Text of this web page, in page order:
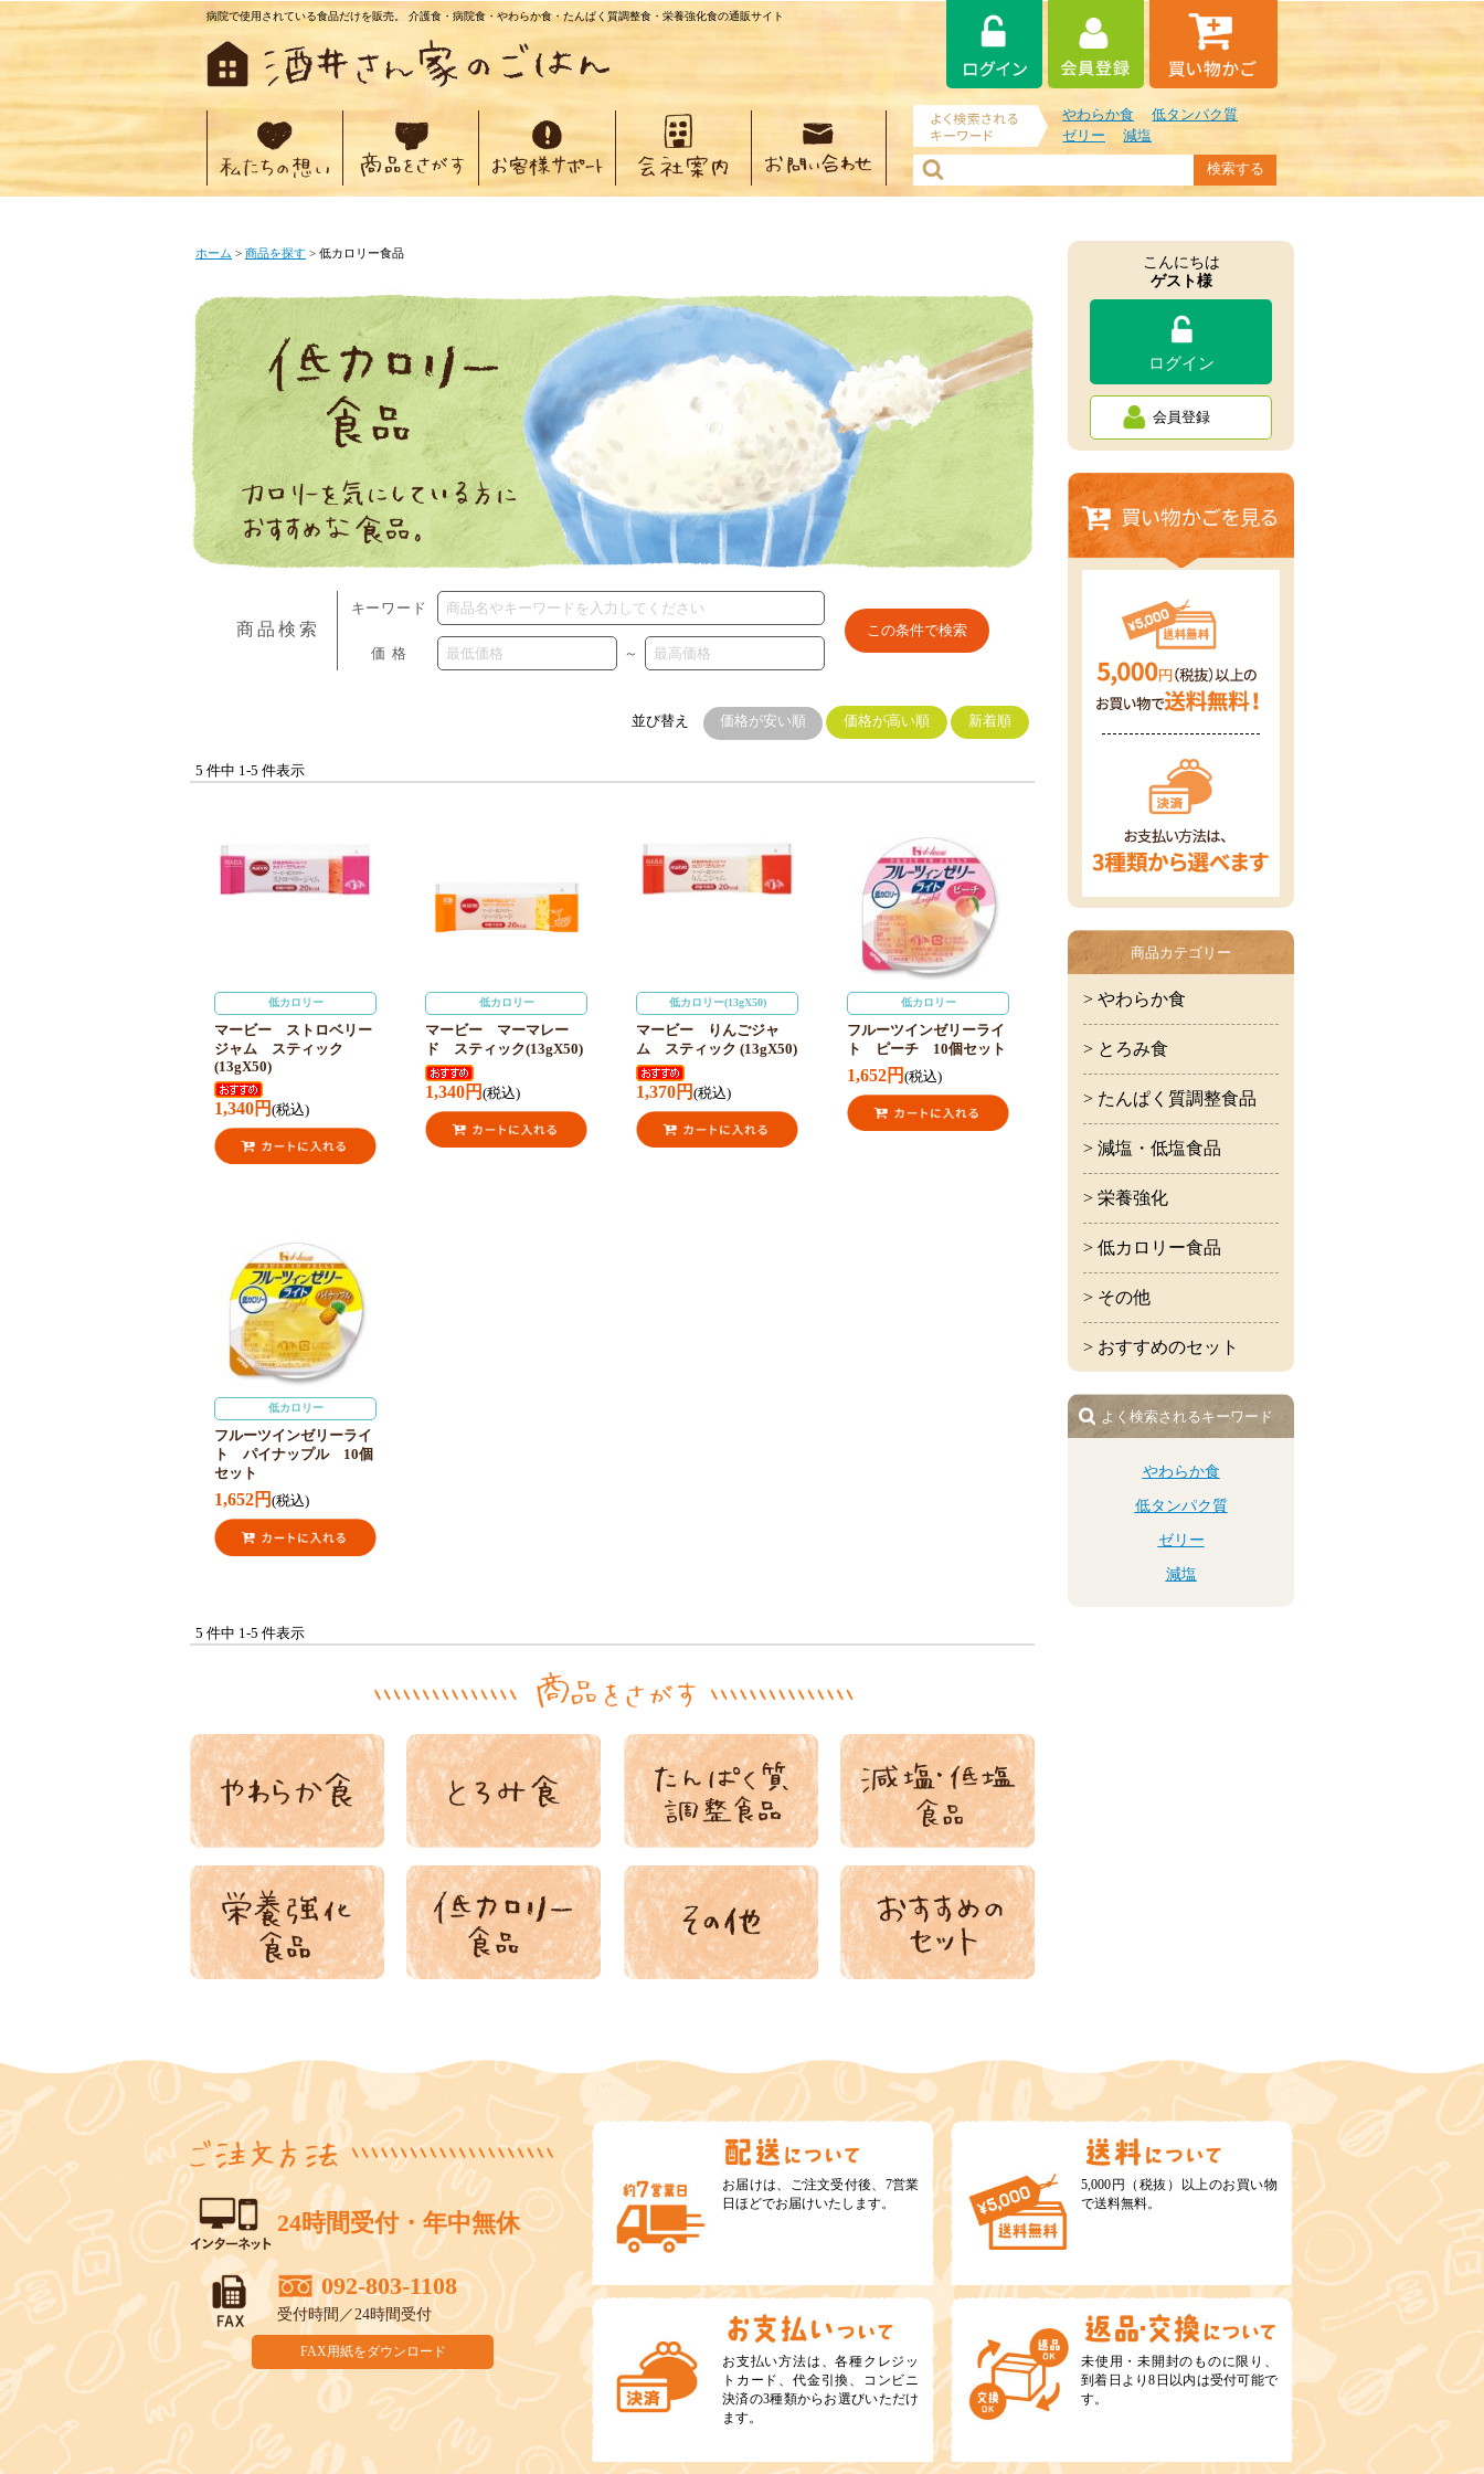
病院で使用されている食品だけを販売。 介護食・病院食・やわらか食・たんぱく質調整食・栄養強化食の通販サイト
やわらか食
低タンパク質
ゼリー
減塩
ホーム > 商品を探す > 低カロリー食品
商品検索
キーワード
価格 ～
並び替え 価格が安い順 価格が高い順 新着順
5 件中 1-5 件表示
低カロリー
マービー ストロベリー
ジャム スティック
(13gX50)
1,340円 (税込)
低カロリー
マービー マーマレー
ド スティック(13gX50)
1,340円 (税込)
低カロリー(13gX50)
マービー りんごジャ
ム スティック (13gX50)
1,370円 (税込)
低カロリー
フルーツインゼリーライ
ト ピーチ 10個セット
1,652円 (税込)
低カロリー
フルーツインゼリーライ
ト パイナップル 10個
セット
1,652円 (税込)
5 件中 1-5 件表示
こんにちは
ゲスト様
ログイン
会員登録
商品カテゴリー
> やわらか食
> とろみ食
> たんぱく質調整食品
> 減塩・低塩食品
> 栄養強化
> 低カロリー食品
> その他
> おすすめのセット
よく検索されるキーワード
やわらか食
低タンパク質
ゼリー
減塩
24時間受付・年中無休
092-803-1108
受付時間／24時間受付
FAX用紙をダウンロード
お届けは、ご注文受付後、7営業
日ほどでお届けいたします。
5,000円（税抜）以上のお買い物
で送料無料。
お支払い方法は、各種クレジッ
トカード、代金引換、コンビニ
決済の3種類からお選びいただけ
ます。
未使用・未開封のものに限り、
到着日より8日以内は受付可能で
す。